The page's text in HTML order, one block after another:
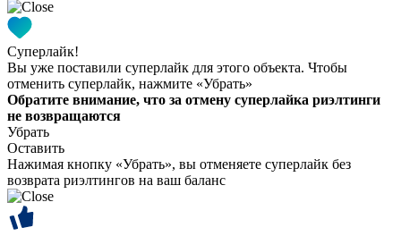
Суперлайк!
Вы уже поставили суперлайк для этого объекта. Чтобы
отменить суперлайк, нажмите «Убрать»
Обратите внимание, что за отмену суперлайка риэлтинги
не возвращаются
Убрать
Оставить
Нажимая кнопку «Убрать», вы отменяете суперлайк без
возврата риэлтингов на ваш баланс